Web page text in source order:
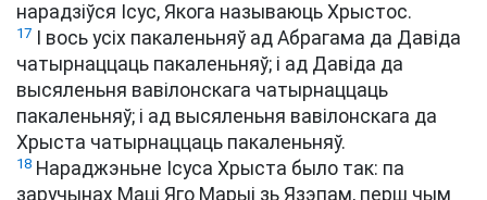
нарадзіўся Ісус, Якога называюць Хрыстос.
17
І вось усіх пакаленьняў ад Абрагама да Давіда
чатырнаццаць пакаленьняў; і ад Давіда да
высяленьня вавілонскага чатырнаццаць
пакаленьняў; і ад высяленьня вавілонскага да
Хрыста чатырнаццаць пакаленьняў.
18 Нараджэньне Ісуса Хрыста было так: па
заручынах Маці Яго Марыі зь Язэпам, перш чым